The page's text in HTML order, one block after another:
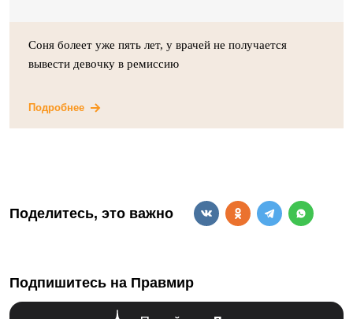
Соня болеет уже пять лет, у врачей не получается
вывести девочку в ремиссию
Подробнее
Поделитесь, это важно
Подпишитесь на Правмир